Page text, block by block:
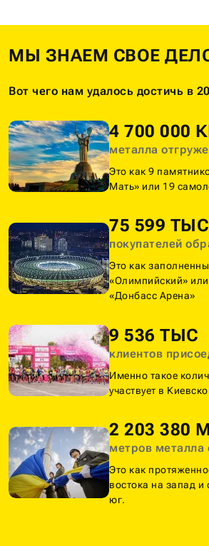
МЫ ЗНАЕМ СВОЕ
Вот чего нам удалось достичь в
4 700 000
металла
Это как 9
Мать» или 19
75 599 ТЫС
покупателей
Это как
«Олимпийский»
«Донбасс Арена»
9 536 ТЫС
клиентов
Именно такое
участвует в
2 203 380
метров металла
Это как
востока на запад и
юг.